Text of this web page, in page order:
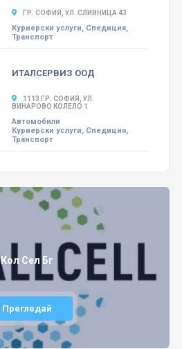
ГР. СОФИЯ, УЛ. СЛИВНИЦА 43
Куриерски услуги, Спедиция,
Транспорт
ИТАЛСЕРВИЗ ООД
1113 ГР. СОФИЯ, УЛ.
ВИНАРОВО КОЛЕЛО 1
Автомобили
Куриерски услуги, Спедиция,
Транспорт
Кол Сел Бг
Прегледай